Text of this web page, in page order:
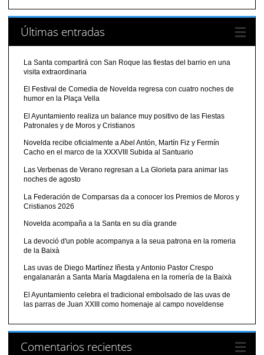
Últimas entradas
La Santa compartirá con San Roque las fiestas del barrio en una
visita extraordinaria
El Festival de Comedia de Novelda regresa con cuatro noches de
humor en la Plaça Vella
El Ayuntamiento realiza un balance muy positivo de las Fiestas
Patronales y de Moros y Cristianos
Novelda recibe oficialmente a Abel Antón, Martín Fiz y Fermín
Cacho en el marco de la XXXVIII Subida al Santuario
Las Verbenas de Verano regresan a La Glorieta para animar las
noches de agosto
La Federación de Comparsas da a conocer los Premios de Moros y
Cristianos 2026
Novelda acompaña a la Santa en su día grande
La devoció d'un poble acompanya a la seua patrona en la romeria
de la Baixà
Las uvas de Diego Martínez Iñesta y Antonio Pastor Crespo
engalanarán a Santa María Magdalena en la romería de la Baixà
El Ayuntamiento celebra el tradicional embolsado de las uvas de
las parras de Juan XXIII como homenaje al campo noveldense
Comentarios recientes